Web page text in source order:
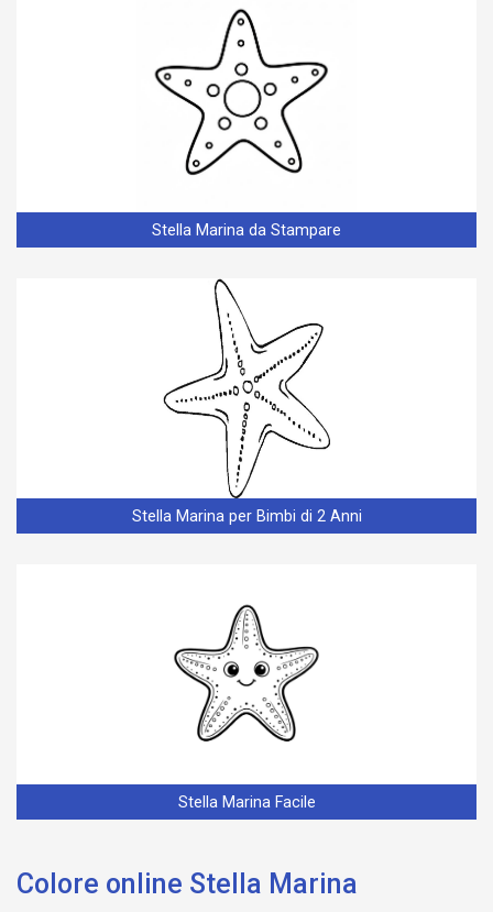
Stella Marina da Stampare
Stella Marina per Bimbi di 2 Anni
Stella Marina Facile
Colore online Stella Marina